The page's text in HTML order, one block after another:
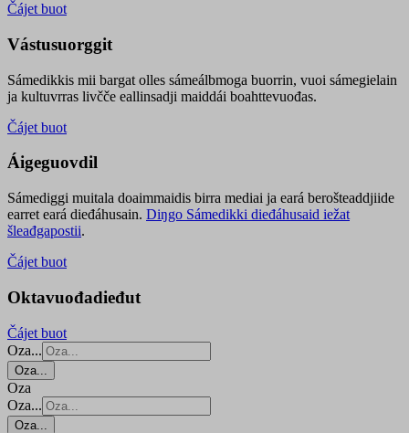
Čájet buot
Vástusuorggit
Sámedikkis mii bargat olles sámeálbmoga buorrin, vuoi sámegielain
ja kultuvrras livčče eallinsadji maiddái boahttevuođas.
Čájet buot
Áigeguovdil
Sámediggi muitala doaimmaidis birra mediai ja eará berošteaddjiide
earret eará dieđáhusain. Diŋgo Sámedikki dieđáhusaid iežat
šleađgapostii.
Čájet buot
Oktavuođadieđut
Čájet buot
Oza...
Oza...
Oza
Oza...
Oza...